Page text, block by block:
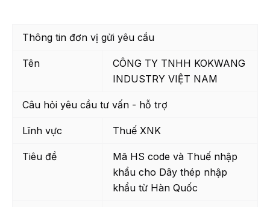
Thông tin đơn vị gửi yêu cầu
Tên
CÔNG TY TNHH KOKWANG
INDUSTRY VIỆT NAM
Câu hỏi yêu cầu tư vấn - hỗ trợ
Lĩnh vực Thuế XNK
Tiêu đề
Mã HS code và Thuế nhập
khẩu cho Dây thép nhập
khẩu từ Hàn Quốc